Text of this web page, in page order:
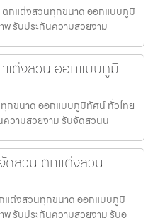
กแต่งสวนทุกขนาด ออกแบบภูมิ
รับประกันความสวยงาม
ต่งสวน ออกแบบภูมิ
กขนาด ออกแบบภูมิทัศน์ ทั่วไทย
ความสวยงาม รับจัดสวนน
ดสวน ตกแต่งสวน
แต่งสวนทุกขนาด ออกแบบภูมิ
รับประกันความสวยงาม รับอ